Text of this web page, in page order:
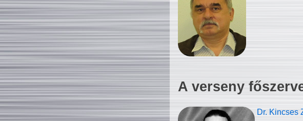
A verseny
Dr. Kincses